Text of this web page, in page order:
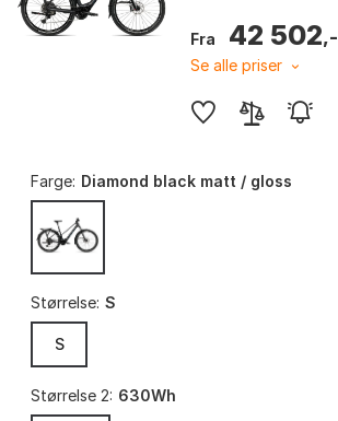
Intern 630Wh. Far...
Fra 42 502,-
Se alle priser
Farge: Diamond black matt / gloss
Størrelse: S
S
Størrelse 2: 630Wh